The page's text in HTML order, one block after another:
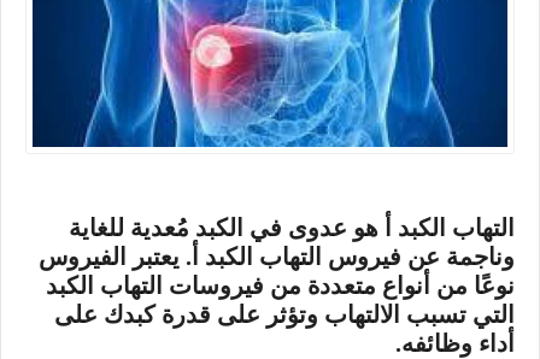
التهاب الكبد أ هو عدوى في الكبد مُعدية للغاية
وناجمة عن فيروس التهاب الكبد أ. يعتبر الفيروس
نوعًا من أنواع متعددة من فيروسات التهاب الكبد
التي تسبب الالتهاب وتؤثر على قدرة كبدك على
أداء وظائفه.